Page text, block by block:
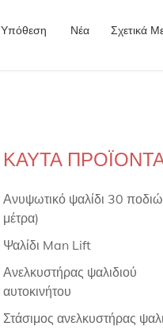
Υπόθεση Νέα Σχετικά
ΚΑΥΤΑ
Ανυψωτικό ψαλίδι 30
μέτρα)
Ψαλίδι Man Lift
Ανελκυστήρας ψαλιδιού
αυτοκινήτου
Στάσιμος ανελκυστήρας